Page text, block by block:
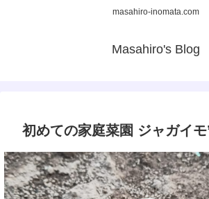
masahiro-inomata.com
Masahiro's Blog
初めての家庭菜園 ジャガイモ